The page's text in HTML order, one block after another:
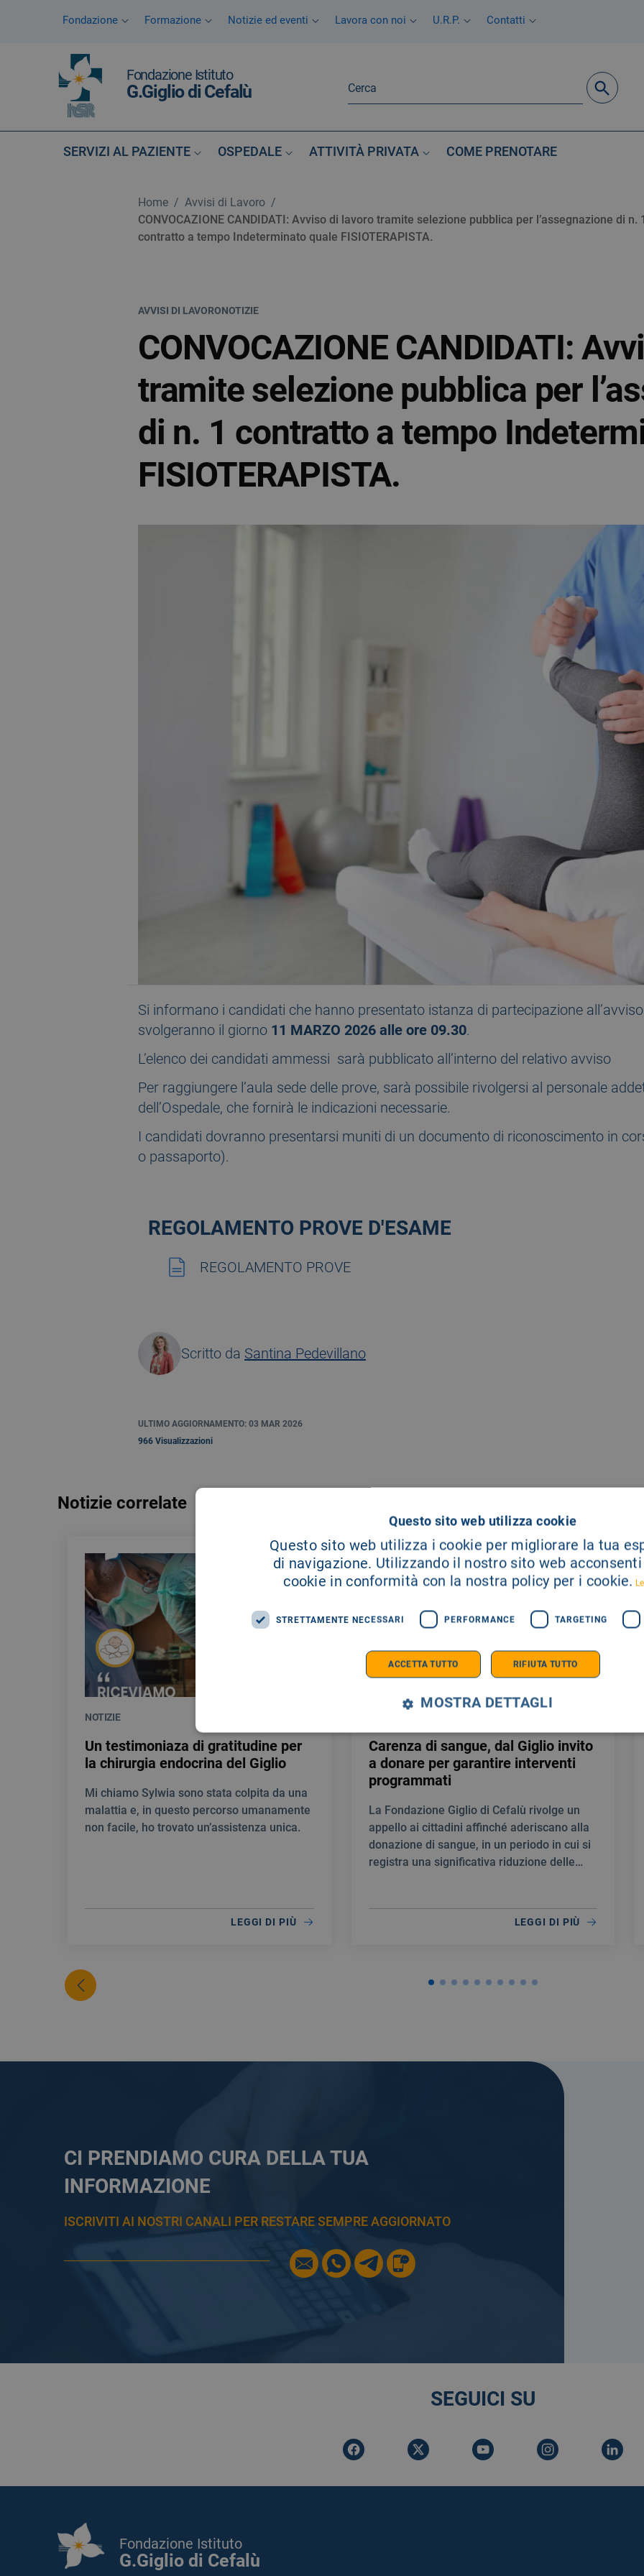
Vai al menu di navigazione
Fondazione Formazione Notizie ed eventi Lavora con noi U.R.P. Contatti
Fondazione Istituto
G.Giglio di Cefalù
SERVIZI AL PAZIENTE OSPEDALE ATTIVITÀ PRIVATA COME PRENOTARE
Home / Avvisi di Lavoro /
CONVOCAZIONE CANDIDATI: Avviso di lavoro tramite selezione pubblica per l’assegnazione di n. 1
contratto a tempo Indeterminato quale FISIOTERAPISTA.
AVVISI DI LAVORONOTIZIE
CONVOCAZIONE CANDIDATI:
tramite selezione pubblica per
di n. 1 contratto a tempo
FISIOTERAPISTA.
Si informano i candidati che hanno presentato istanza di partecipazione
svolgeranno il giorno 11 MARZO 2026 alle ore 09.30.
L’elenco dei candidati ammessi sarà pubblicato all’interno del relativo avviso
Per raggiungere l’aula sede delle prove, sarà possibile rivolgersi al personale
dell’Ospedale, che fornirà le indicazioni necessarie.
I candidati dovranno presentarsi muniti di un documento di riconoscimento in
o passaporto).
REGOLAMENTO PROVE D'ESAME
REGOLAMENTO PROVE
Scritto da Santina Pedevillano
ULTIMO AGGIORNAMENTO: 03 MAR 2026
966 Visualizzazioni
Notizie correlate
NOTIZIE
Un testimoniaza di gratitudine per
la chirurgia endocrina del Giglio
Mi chiamo Sylwia sono stata colpita da una
malattia e, in questo percorso umanamente
non facile, ho trovato un’assistenza unica.
LEGGI DI PIÙ
Carenza di sangue, dal Giglio invito
a donare per garantire interventi
programmati
La Fondazione Giglio di Cefalù rivolge un
appello ai cittadini affinché aderiscano alla
donazione di sangue, in un periodo in cui si
registra una significativa riduzione delle
LEGGI DI PIÙ
CI PRENDIAMO CURA DELLA TUA
INFORMAZIONE
ISCRIVITI AI NOSTRI CANALI PER RESTARE SEMPRE AGGIORNATO
SEGUICI SU
Fondazione Istituto
G.Giglio di Cefalù
Questo sito web utilizza cookie
Questo sito web utilizza i cookie per migliorare la tua
di navigazione. Utilizzando il nostro sito web
cookie in conformità con la nostra policy per i cookie.
STRETTAMENTE NECESSARI PERFORMANCE TARGETING
ACCETTA TUTTO RIFIUTA TUTTO
MOSTRA DETTAGLI